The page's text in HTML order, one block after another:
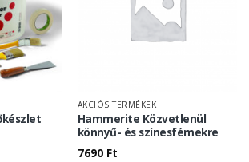
AKCIÓS TERMÉKEK
Hammerite Közvetlenül
könnyű- és színesfémekre
7690 Ft